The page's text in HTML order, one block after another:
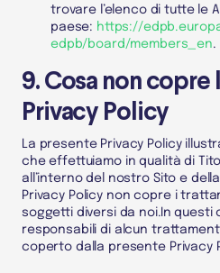
trovare l’elenco di tutte le
paese: https://
edpb/board/members_en.
9. Cosa non copre
Privacy Policy
La presente Privacy Policy
che effettuiamo in qualità di
all’interno del nostro Sito e
Privacy Policy non copre i
soggetti diversi da noi.In questi
responsabili di alcun
coperto dalla presente Privacy